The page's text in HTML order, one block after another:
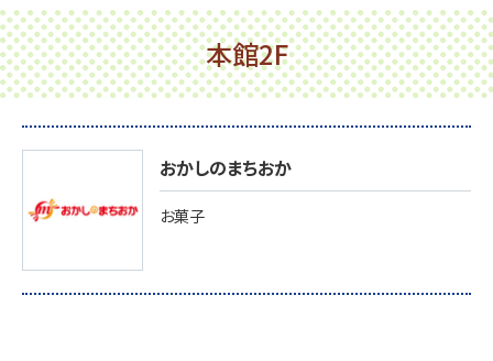
本館2F
おかしのまちおか
お菓子